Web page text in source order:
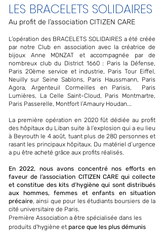
LES BRACELETS SOLIDAIRES
Au profit de l’association CITIZEN CARE
L’opération des BRACELETS SOLIDAIRES a été créée
par notre Club en association avec la créatrice de
bijoux Anne MONZAT et accompagnée par de
nombreux club du District 1660 : Paris la Défense,
Paris 20ème service et industrie, Paris Tour Eiffel,
Neuilly sur Seine Sablons, Paris Haussmann, Paris
Agora, Argenteuil Cormeilles en Parisis, Paris
Lumières, La Celle Saint-Cloud, Paris Montmartre,
Paris Passerelle, Montfort l’Amaury Houdan...
La première opération en 2020 fût dédiée au profit
des hôpitaux du Liban suite à l’explosion qui a eu lieu
à Beyrouth le 4 août, tuant plus de 280 personnes et
rasant les principaux hôpitaux. Du matériel d’urgence
a pu être acheté grâce aux profits réalisés.
En 2022, nous avons concentré nos efforts en
faveur de l’association CITIZEN CARE qui collecte
et constitue des kits d’hygiène qui sont distribués
aux
hommes, femmes et enfants en situation
précaire, ainsi que pour les étudiants boursiers de la
cité universitaire de Paris.
Première Association a être spécialisée dans les
produits d'hygiène et parce que les plus démunis